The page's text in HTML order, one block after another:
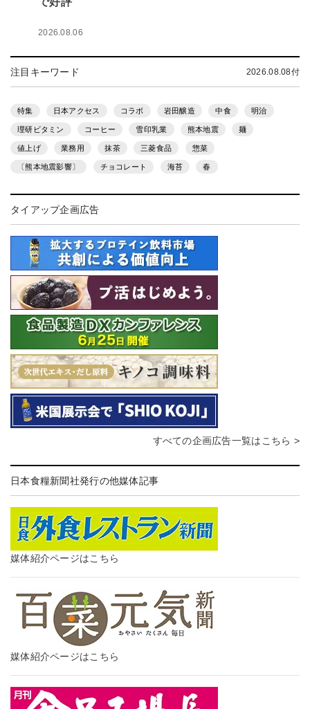
2026.08.06
注目キーワード 2026.08.08付
特集 日本アクセス コラボ 岩田醸造 中食 明治
理研ビタミン コーヒー 雪印乳業 熊本地震 麺
値上げ 業務用 抹茶 三菱食品 惣菜
〔熊本地震影響〕 チョコレート 海苔 春
タイアップ企画広告
すべての企画広告一覧はこちら >
日本食糧新聞社発行の他媒体記事
媒体紹介ページはこちら
媒体紹介ページはこちら